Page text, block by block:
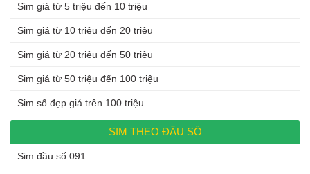
Sim giá từ 5 triệu đến 10 triệu
Sim giá từ 10 triệu đến 20 triệu
Sim giá từ 20 triệu đến 50 triệu
Sim giá từ 50 triệu đến 100 triệu
Sim số đẹp giá trên 100 triệu
SIM THEO ĐẦU SỐ
Sim đầu số 091